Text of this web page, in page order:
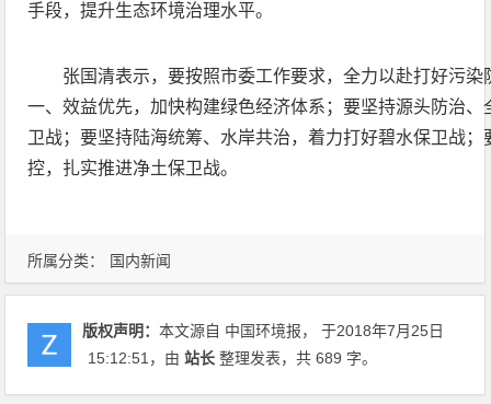
所属分类： 国内新闻
手段，提升生态环境治理水平。
张国清表示，要按照市委工作要求，全力以赴打好污
一、效益优先，加快构建绿色经济体系；要坚持源头防治
卫战；要坚持陆海统筹、水岸共治，着力打好碧水保卫战
控，扎实推进净土保卫战。
版权声明：本文源自 中国环境报， 于2018年7月25日
15:12:51，由站长 整理发表，共 689 字。